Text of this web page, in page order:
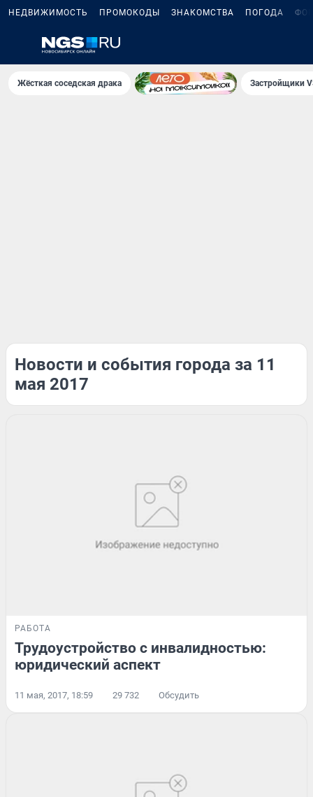
НЕДВИЖИМОСТЬ ПРОМОКОДЫ ЗНАКОМСТВА ПОГОДА
Жёсткая соседская драка Застройщики
Новости и события города за 11
мая 2017
РАБОТА
Трудоустройство с инвалидностью:
юридический аспект
11 мая, 2017, 18:59 29 732 Обсудить